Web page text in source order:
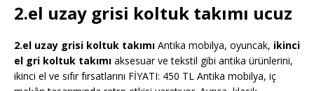
2.el uzay grisi koltuk takımı ucuz
2.el uzay grisi koltuk takımı Antika mobilya, oyuncak, ikinci
el gri koltuk takımı aksesuar ve tekstil gibi antika ürünlerini,
ikinci el ve sıfır fırsatlarını FİYATI: 450 TL Antika mobilya, iç